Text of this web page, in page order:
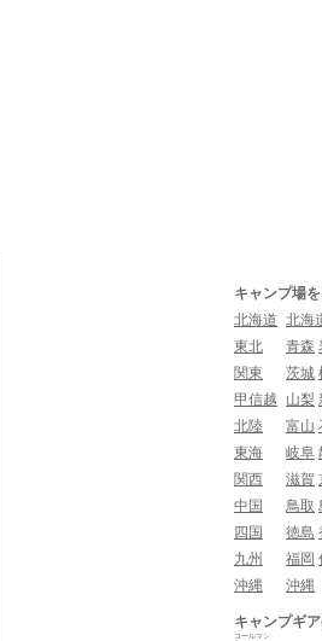
キャンプ場
北海道 北海
東北
青森
関東
茨城
甲信越
山梨
北陸
富山
東海
岐阜
関西
滋賀
中国
鳥取
四国
徳島
九州
福岡
沖縄
沖縄
キャンプギ
コールマン